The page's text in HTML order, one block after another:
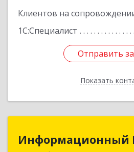
Клиентов на
1С:Специалист
Отправить
Показать
Отправить
Назад
Информационный